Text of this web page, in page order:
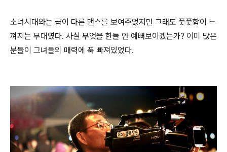
소녀시대와는 급이 다른 댄스를 보여주었지만 그래도 풋풋함이 느
껴지는 무대였다. 사실 무엇을 한들 안 예뻐보이겠는가? 이미 많은
분들이 그녀들의 매력에 푹 빠져있었다.